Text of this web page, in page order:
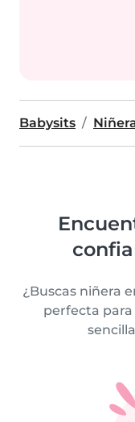
Babysits
¿Buscas niñera
perfecta